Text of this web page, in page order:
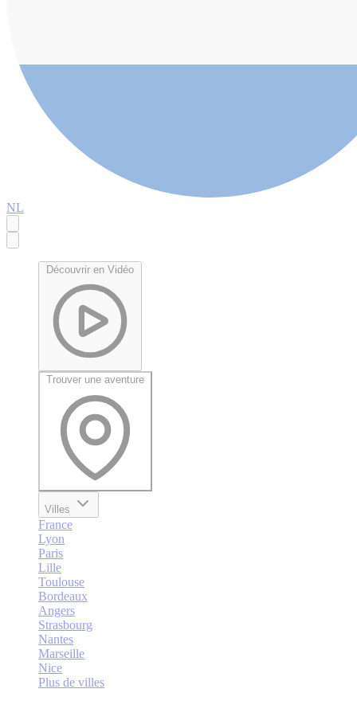
NL
Découvrir en Vidéo
Trouver une aventure
Villes
France
Lyon
Paris
Lille
Toulouse
Bordeaux
Angers
Strasbourg
Nantes
Marseille
Nice
Plus de villes